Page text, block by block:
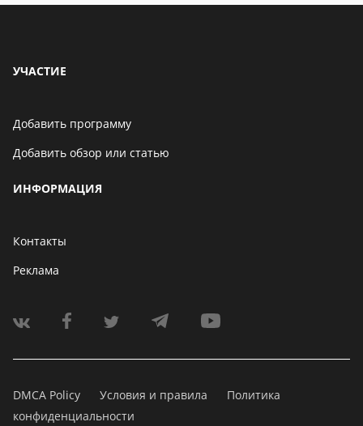
УЧАСТИЕ
Добавить программу
Добавить обзор или статью
ИНФОРМАЦИЯ
Контакты
Реклама
DMCA Policy Условия и правила
Политика
конфиденциальности